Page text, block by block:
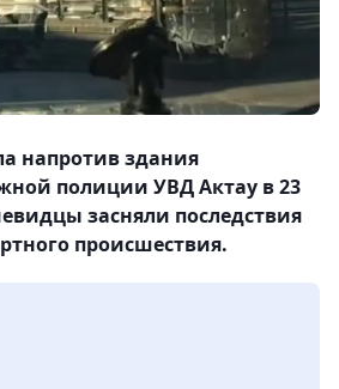
напротив здания
полиции УВД Актау в 23
засняли последствия
происшествия.